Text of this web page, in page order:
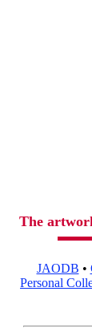
The
JAODB •
Personal